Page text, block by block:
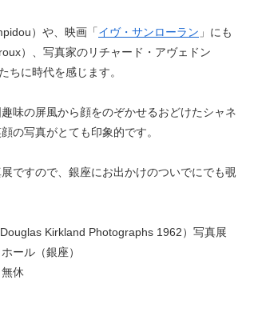
）や、映画「イヴ・サンローラン 」にも
）、写真家のリチャード・アヴェドン
ちに時代を感じます。
味の屏風から顔をのぞかせるおどけたシャネ
の写真がとても印象的です。
ですので、銀座にお出かけのついでにでも覗
Kirkland Photographs 1962）写真展
ール（銀座）
休